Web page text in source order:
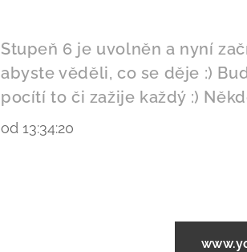
Stupeň 6 je uvolněn a nyní
abyste věděli, co se děje :)
pocítí to či zažije každý :)
od 13:34:20